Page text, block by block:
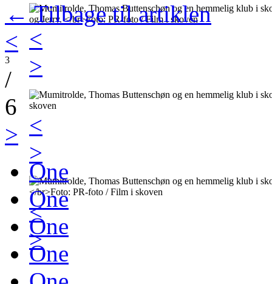
<
>
<
>
<
>
← Tilbage til artiklen
<
3
/
6
>
One
One
One
One